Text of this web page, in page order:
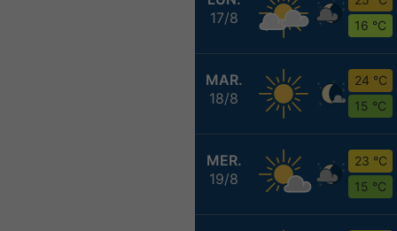
17/8
16 °C
MAR.
18/8
24 °C
15 °C
MER.
19/8
23 °C
15 °C